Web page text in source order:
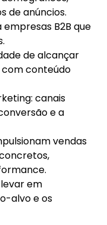
de anúncios.
B2B que
de alcançar
com conteúdo
canais
e a
vendas
em
alvo e os